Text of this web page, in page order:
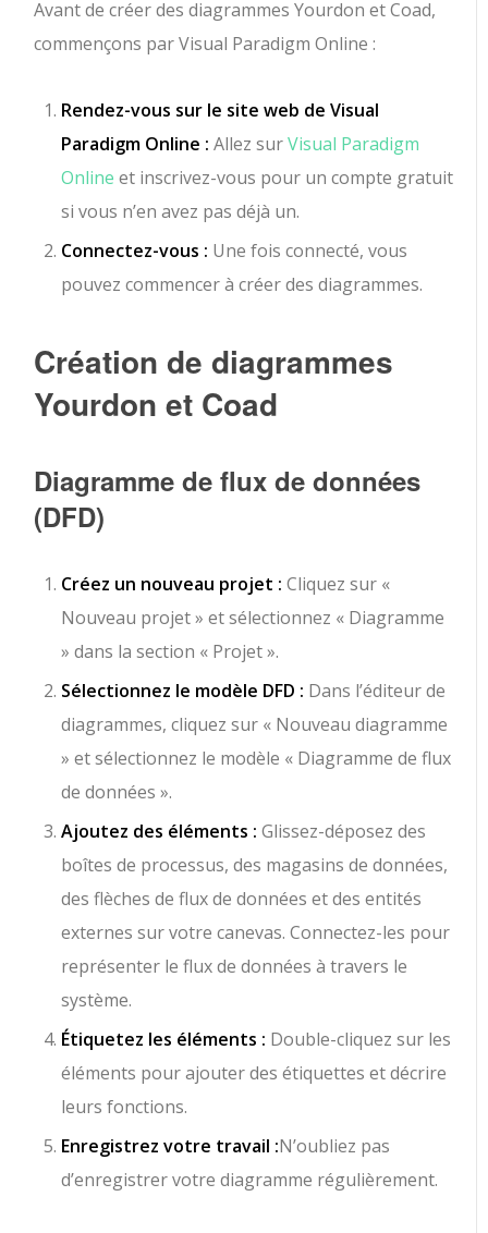
Avant de créer des diagrammes Yourdon et Coad,
commençons par Visual Paradigm Online :
Rendez-vous sur le site web de Visual
Paradigm Online : Allez surVisual Paradigm
Online et inscrivez-vous pour un compte gratuit
si vous n’en avez pas déjà un.
Connectez-vous : Une fois connecté, vous
pouvez commencer à créer des diagrammes.
Création de diagrammes
Yourdon et Coad
Diagramme de flux de données
(DFD)
Créez un nouveau projet : Cliquez sur «
Nouveau projet » et sélectionnez « Diagramme
» dans la section « Projet ».
Sélectionnez le modèle DFD : Dans l’éditeur de
diagrammes, cliquez sur « Nouveau diagramme
» et sélectionnez le modèle « Diagramme de flux
de données ».
Ajoutez des éléments : Glissez-déposez des
boîtes de processus, des magasins de données,
des flèches de flux de données et des entités
externes sur votre canevas. Connectez-les pour
représenter le flux de données à travers le
système.
Étiquetez les éléments : Double-cliquez sur les
éléments pour ajouter des étiquettes et décrire
leurs fonctions.
Enregistrez votre travail :N’oubliez pas
d’enregistrer votre diagramme régulièrement.